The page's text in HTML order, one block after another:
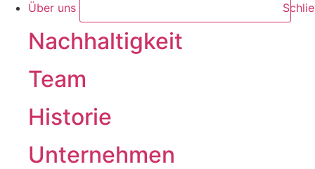
Über uns
Nachhaltigkeit
Team
Historie
Unternehmen